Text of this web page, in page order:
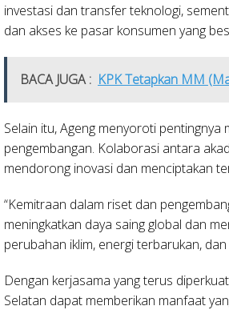
investasi dan transfer teknologi,
dan akses ke pasar konsumen yang
BACA JUGA : KPK Tetapkan MM
Selain itu, Ageng menyoroti
pengembangan. Kolaborasi antara
mendorong inovasi dan menciptakan
“Kemitraan dalam riset dan
meningkatkan daya saing global dan
perubahan iklim, energi terbarukan,
Dengan kerjasama yang terus
Selatan dapat memberikan manfaat